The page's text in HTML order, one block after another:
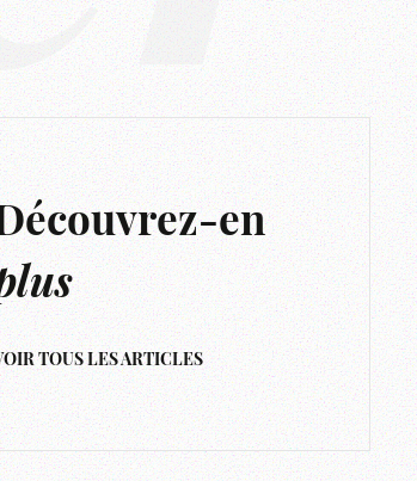
en
TOUS LES ARTICLES